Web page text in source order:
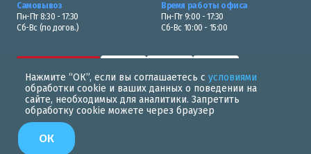
Нажмите “ОК”, если вы соглашаетесь с условиями
обработки cookie и ваших данных о поведении на
сайте, необходимых для аналитики. Запретить
обработку cookie можете через браузер
ОК
Самовывоз
Пн-Пт 8:30 - 17:30
Сб-Вс (по догов.)
Время работы офиса
Пн-Пт 9:00 - 17:30
Сб-Вс 10:00 - 15:00
Политика в области обработки персональных данных